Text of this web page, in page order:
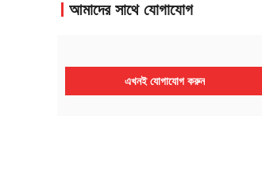
আমাদের সাথে যোগাযোগ
এখনই যোগাযোগ করুন